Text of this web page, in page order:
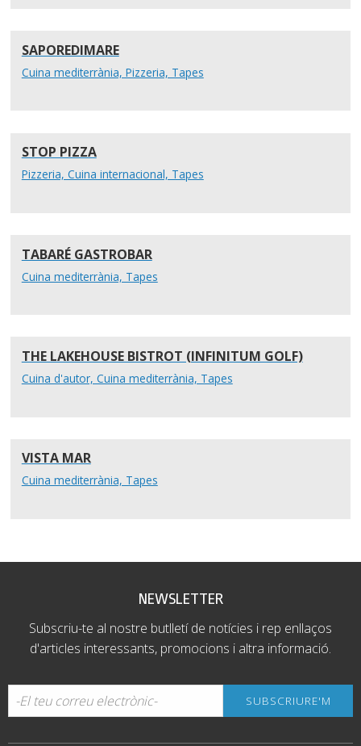
SAPOREDIMARE
Cuina mediterrània, Pizzeria, Tapes
STOP PIZZA
Pizzeria, Cuina internacional, Tapes
TABARÉ GASTROBAR
Cuina mediterrània, Tapes
THE LAKEHOUSE BISTROT (INFINITUM GOLF)
Cuina d'autor, Cuina mediterrània, Tapes
VISTA MAR
Cuina mediterrània, Tapes
NEWSLETTER
Subscriu-te al nostre butlletí de notícies i rep enllaços
d'articles interessants, promocions i altra informació.